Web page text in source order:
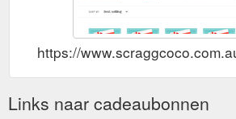
https://
Links naar cadeaubonnen